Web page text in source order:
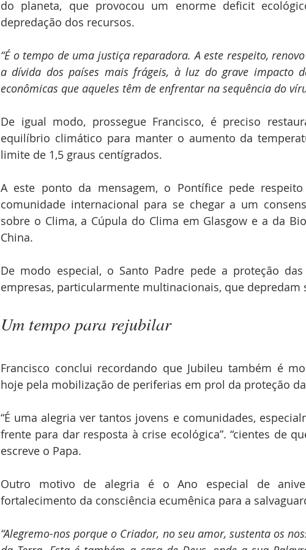
do planeta, que provocou um enorme deficit
depredação dos recursos.
“É o tempo de uma justiça reparadora. A este respeito,
a dívida dos países mais frágeis, à luz do grave impacto
econômicas que aqueles têm de enfrentar na sequência do
De igual modo, prossegue Francisco, é preciso
equilíbrio climático para manter o aumento da
limite de 1,5 graus centígrados.
A este ponto da mensagem, o Pontífice pede
comunidade internacional para se chegar a um
sobre o Clima, a Cúpula do Clima em Glasgow e a da
China.
De modo especial, o Santo Padre pede a proteção
empresas, particularmente multinacionais, que depredam
Um tempo para rejubilar
Francisco conclui recordando que Jubileu também é
hoje pela mobilização de periferias em prol da proteção
“É uma alegria ver tantos jovens e comunidades,
frente para dar resposta à crise ecológica”. “cientes de
escreve o Papa.
Outro motivo de alegria é o Ano especial de
fortalecimento da consciência ecumênica para a
“Alegremo-nos porque o Criador, no seu amor, sustenta os